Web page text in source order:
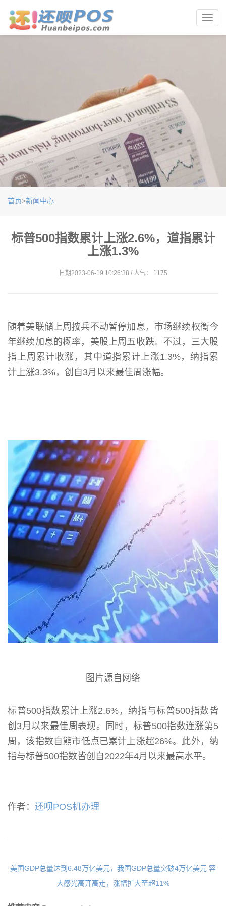
首页>新闻中心
标普500指数累计上涨2.6%，道指累计
上涨1.3%
日期2023-06-19 10:26:38 / 人气： 1175
随着美联储上周按兵不动暂停加息，市场继续权衡今
年继续加息的概率，美股上周五收跌。不过，三大股
指上周累计收涨，其中道指累计上涨1.3%，纳指累
计上涨3.3%，创自3月以来最佳周涨幅。
图片源自网络
标普500指数累计上涨2.6%，纳指与标普500指数皆
创3月以来最佳周表现。同时，标普500指数连涨第5
周，该指数自熊市低点已累计上涨超26%。此外，纳
指与标普500指数皆创自2022年4月以来最高水平。
作者： 还呗POS机办理
美国GDP总量达到6.48万亿美元，我国GDP总量突破4万亿美元 容
大感光高开高走，涨幅扩大至超11%